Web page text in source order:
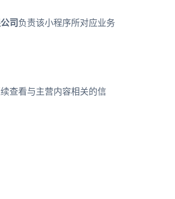
司 负责该小程序所对应业务
查看与主营内容相关的信